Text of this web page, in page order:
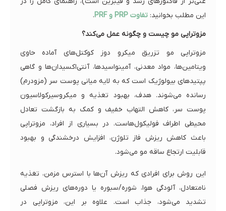
این مطلب بخوانید: تفاوت PRP و PRF
.
مزوتراپی مو چیست و چگونه عمل می‌کند؟
مزوتراپی مو تزریق میکرو دوز کوکتل‌های آماده حاوی
ویتامین‌ها، مواد معدنی، آمینواسیدها، آنتی‌اکسیدان‌ها و گاهی
پپتیدهای بیولوژیک است که به لایه میانی پوست سر (مزودرم)
رسانده می‌شوند. هدف، بهبود تغذیه و میکروسیرکولاسیون
پوست سر، کاهش التهاب خفیف و کمک به بازگشت تعادل
محیطی اطراف فولیکول‌هاست. در بسیاری از افراد، مزوتراپی
باعث کاهش ریزش فاز تلوژن، افزایش درخشندگی و بهبود
قابلیت ارتجاع ساقه مو می‌شود.
این روش برای افرادی که ریزش آن‌ها با استرس مزمن، تغذیه
نامتعادل، آلودگی هوا، شوره/سبوره یا دوره‌های ریزش فصلی
تشدید می‌شود، جذاب است. علاوه بر این، مزوتراپی در